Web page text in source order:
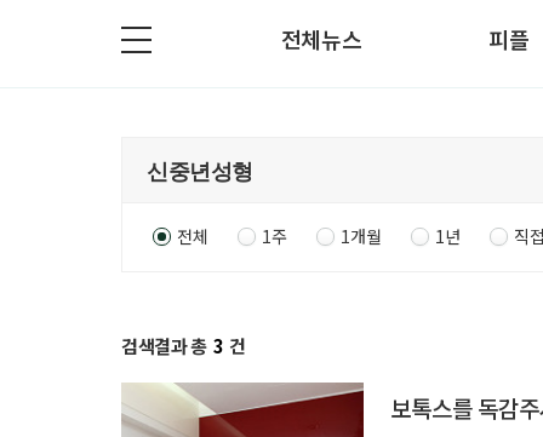
전체뉴스 피플
전체 1주 1개월 1년 직
검색결과 총 3 건
보톡스를 독감